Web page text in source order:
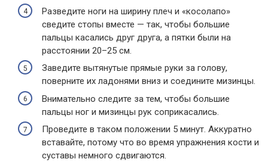
Разведите ноги на ширину плеч и «косолапо»
сведите стопы вместе — так, чтобы большие
пальцы касались друг друга, а пятки были на
расстоянии 20–25 см.
Заведите вытянутые прямые руки за голову,
поверните их ладонями вниз и соедините мизинцы.
Внимательно следите за тем, чтобы большие
пальцы ног и мизинцы рук соприкасались.
Проведите в таком положении 5 минут. Аккуратно
вставайте, потому что во время упражнения кости и
суставы немного сдвигаются.